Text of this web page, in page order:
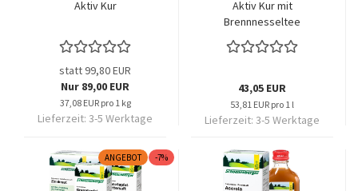
Aktiv Kur
statt 99,80 EUR
Nur 89,00 EUR
37,08 EUR pro 1 kg
Lieferzeit: 3-5 Werktage
Aktiv Kur mit
Brennnesseltee
43,05 EUR
53,81 EUR pro 1 l
Lieferzeit: 3-5 Werktage
ANGEBOT -7%